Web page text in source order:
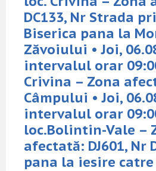
DC133, Nr Strada
Biserica pana la
Zăvoiului • Joi,
intervalul orar
Crivina – Zona
Câmpului • Joi,
intervalul orar
loc.Bolintin-Vale –
afectată: DJ601, Nr
pana la iesire